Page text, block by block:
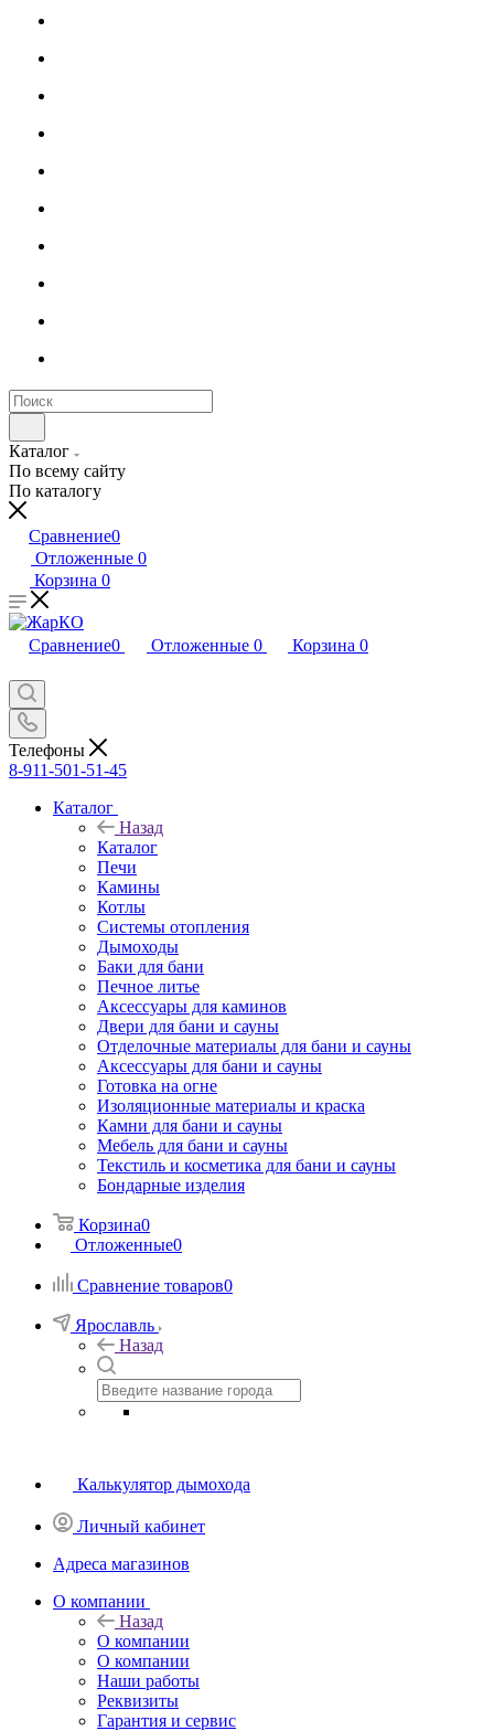
Каталог
По всему сайту
По каталогу
Сравнение0
Отложенные 0
Корзина 0
Сравнение0 Отложенные 0 Корзина 0
Телефоны
8-911-501-51-45
Каталог
Назад
Каталог
Печи
Камины
Котлы
Системы отопления
Дымоходы
Баки для бани
Печное литье
Аксессуары для каминов
Двери для бани и сауны
Отделочные материалы для бани и сауны
Аксессуары для бани и сауны
Готовка на огне
Изоляционные материалы и краска
Камни для бани и сауны
Мебель для бани и сауны
Текстиль и косметика для бани и сауны
Бондарные изделия
Корзина0
Отложенные0
Сравнение товаров0
Ярославль
Назад
Калькулятор дымохода
Личный кабинет
Адреса магазинов
O компании
Назад
O компании
О компании
Наши работы
Реквизиты
Гарантия и сервис